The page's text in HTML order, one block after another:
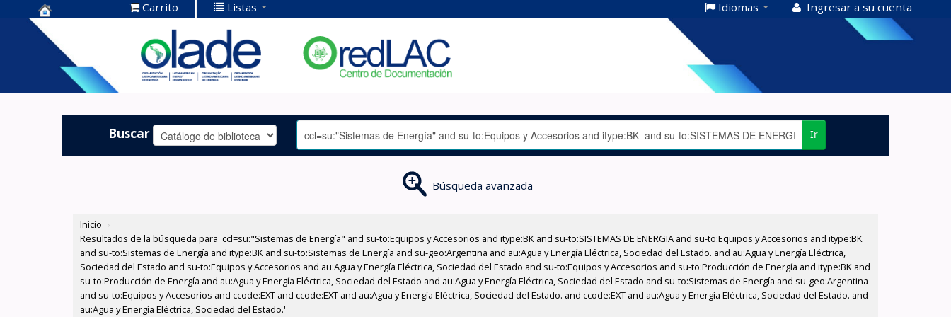
Centro de
Documentación
OLADE -
Carrito Listas Idiomas Ingresar a su cuenta
Buscar Ir
Búsqueda avanzada
Inicio ›
Resultados de la búsqueda para 'ccl=su:"Sistemas de Energía" and su-to:Equipos y Accesorios and itype:BK and su-to:SISTEMAS DE ENERGIA and su-to:Equipos y Accesorios and itype:BK
and su-to:Sistemas de Energía and itype:BK and su-to:Sistemas de Energía and su-geo:Argentina and au:Agua y Energía Eléctrica, Sociedad del Estado. and au:Agua y Energía Eléctrica,
Sociedad del Estado and su-to:Equipos y Accesorios and au:Agua y Energía Eléctrica, Sociedad del Estado and su-to:Equipos y Accesorios and su-to:Producción de Energía and itype:BK and
su-to:Producción de Energía and au:Agua y Energía Eléctrica, Sociedad del Estado and au:Agua y Energía Eléctrica, Sociedad del Estado and su-to:Sistemas de Energía and su-geo:Argentina
and su-to:Equipos y Accesorios and ccode:EXT and ccode:EXT and au:Agua y Energía Eléctrica, Sociedad del Estado. and ccode:EXT and au:Agua y Energía Eléctrica, Sociedad del Estado. and
au:Agua y Energía Eléctrica, Sociedad del Estado.'